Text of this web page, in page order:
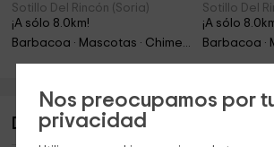
Nos preocupamos por
privacidad
Sotillo Del Rincón (Soria)
¡A sólo 8.0km!
Barbacoa · Mascotas · Chimenea
Sotillo Del
¡A sólo
Descripción de La Fragua II